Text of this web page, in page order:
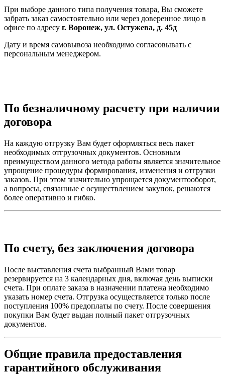
При выборе данного типа получения товара, Вы сможете
забрать заказ самостоятельно или через доверенное лицо в
офисе по адресу г. Воронеж, ул. Остужева, д. 45д
Дату и время самовывоза необходимо согласовывать с
персональным менеджером.
По безналичному расчету при наличии
договора
На каждую отгрузку Вам будет оформляться весь пакет
необходимых отгрузочных документов. Основным
преимуществом данного метода работы является значительное
упрощение процедуры формирования, изменения и отгрузки
заказов. При этом значительно упрощается документооборот,
а вопросы, связанные с осуществлением закупок, решаются
более оперативно и гибко.
По счету, без заключения договора
После выставления счета выбранный Вами товар
резервируется на 3 календарных дня, включая день выписки
счета. При оплате заказа в назначении платежа необходимо
указать номер счета. Отгрузка осуществляется только после
поступления 100% предоплаты по счету. После совершения
покупки Вам будет выдан полный пакет отгрузочных
документов.
Общие правила предоставления
гарантийного обслуживания